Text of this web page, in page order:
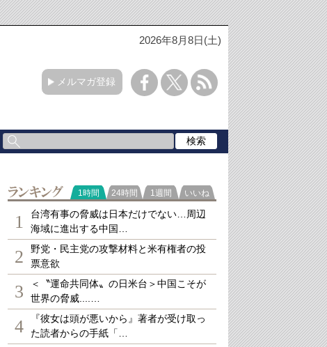
2026年8月8日(土)
メルマガ登録
ランキング
1時間 24時間 1週間 いいね
1
台湾有事の脅威は日本だけでない…周辺
海域に進出する中国…
2
野党・民主党の攻撃材料と米有権者の投
票意欲
3
＜〝運命共同体〟の日米台＞中国こそが
世界の脅威....…
4
『彼女は頭が悪いから』著者が受け取っ
た読者からの手紙「…